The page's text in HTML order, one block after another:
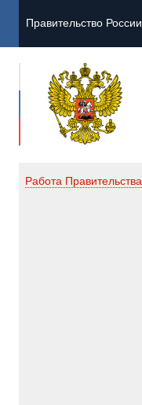
Правительство России
Работа Правительства